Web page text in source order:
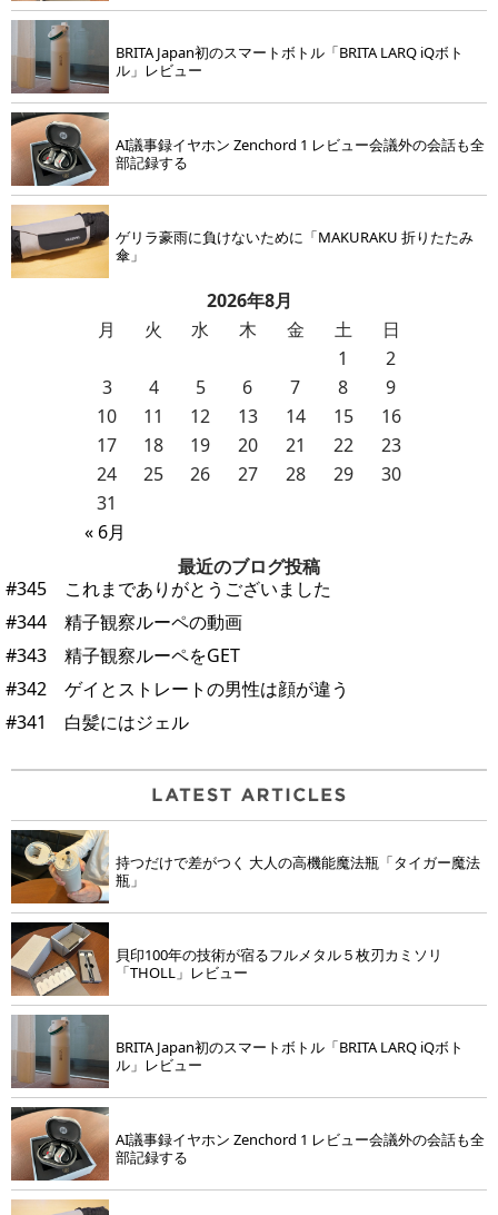
BRITA Japan初のスマートボトル「BRITA LARQ iQボト
ル」レビュー
AI議事録イヤホン Zenchord 1 レビュー会議外の会話も全
部記録する
ゲリラ豪雨に負けないために「MAKURAKU 折りたたみ
傘」
2026年8月
月
火 水 木 金 土 日
« 6月
1
2
3
4 5 6 7 8
9
10
11 12 13 14 15
16
17
18 19 20 21 22
23
24
25 26 27 28 29
30
31
最近のブログ投稿
#345 これまでありがとうございました
#344 精子観察ルーペの動画
#343 精子観察ルーペをGET
#342 ゲイとストレートの男性は顔が違う
#341 白髪にはジェル
持つだけで差がつく 大人の高機能魔法瓶「タイガー魔法
瓶」
貝印100年の技術が宿るフルメタル５枚刃カミソリ
「THOLL」レビュー
BRITA Japan初のスマートボトル「BRITA LARQ iQボト
ル」レビュー
AI議事録イヤホン Zenchord 1 レビュー会議外の会話も全
部記録する